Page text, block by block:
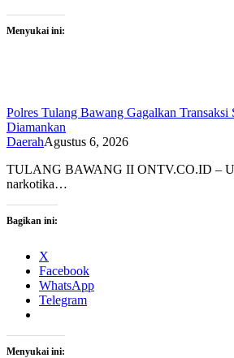
Menyukai ini:
Polres Tulang Bawang Gagalkan Transaksi
Diamankan
DaerahAgustus 6, 2026
TULANG BAWANG II ONTV.CO.ID –
narkotika…
Bagikan ini:
X
Facebook
WhatsApp
Telegram
Menyukai ini: